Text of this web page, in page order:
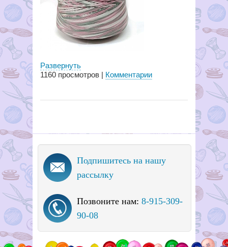
Развернуть
1160 просмотров | Комментарии
Подпишитесь на нашу
рассылку
Позвоните нам: 8-915-309-
90-08